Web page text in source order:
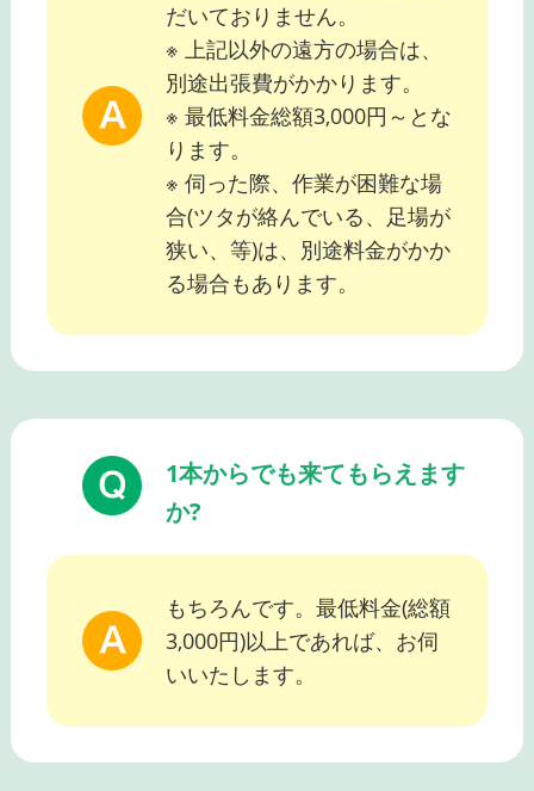
だいておりません。
※ 上記以外の遠方の場合は、
別途出張費がかかります。
※ 最低料金総額3,000円～とな
ります。
※ 伺った際、作業が困難な場
合(ツタが絡んでいる、足場が
狭い、等)は、別途料金がかか
る場合もあります。
1本からでも来てもらえます
か?
もちろんです。最低料金(総額
3,000円)以上であれば、お伺
いいたします。